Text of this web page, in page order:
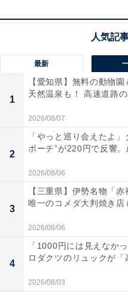
遊び心たっぷりで、所有
対応や最大約32時間の長
魅力です。
ユーザーからは「耳が疲
が格好いい！」と絶賛さ
ャン性能は専用機には一
性を重視する人や、耳の
い人には、おすすめの商
最新
1
【愛知県】無料の動物
天然温泉も！ 高速道路
2026/08/07
2
「やっと巡り会えたよ
ポーチ”が220円で反響。
2026/08/06
3
【三重県】伊勢名物「
唯一のコメダ大判焼き店
2026/08/06
4
「1000円には見えなか
ロダクツのリュックが「
2026/08/03